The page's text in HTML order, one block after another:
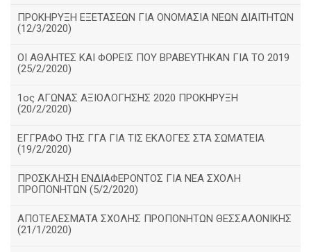
ΠΡΟΚΗΡΥΞΗ ΕΞΕΤΑΣΕΩΝ ΓΙΑ ΟΝΟΜΑΣΙΑ ΝΕΩΝ ΔΙΑΙΤΗΤΩΝ
(12/3/2020)
ΟΙ ΑΘΛΗΤΕΣ ΚΑΙ ΦΟΡΕΙΣ ΠΟΥ ΒΡΑΒΕΥΤΗΚΑΝ ΓΙΑ ΤΟ 2019
(25/2/2020)
1ος ΑΓΩΝΑΣ ΑΞΙΟΛΟΓΗΣΗΣ 2020 ΠΡΟΚΗΡΥΞΗ
(20/2/2020)
ΕΓΓΡΑΦΟ ΤΗΣ ΓΓΑ ΓΙΑ ΤΙΣ ΕΚΛΟΓΕΣ ΣΤΑ ΣΩΜΑΤΕΙΑ
(19/2/2020)
ΠΡΟΣΚΛΗΣΗ ΕΝΔΙΑΦΕΡΟΝΤΟΣ ΓΙΑ ΝΕΑ ΣΧΟΛΗ
ΠΡΟΠΟΝΗΤΩΝ (5/2/2020)
ΑΠΟΤΕΛΕΣΜΑΤΑ ΣΧΟΛΗΣ ΠΡΟΠΟΝΗΤΩΝ ΘΕΣΣΑΛΟΝΙΚΗΣ
(21/1/2020)